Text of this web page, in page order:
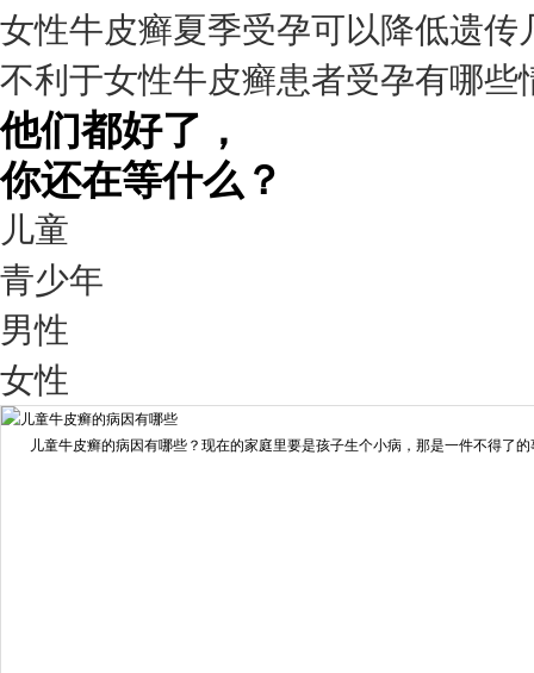
疗效满意
98%
我要咨询
擅长： 王艳琼 门诊主任 专家介绍：毕业于川北医学院...
预约量
女性牛皮癣夏季受孕可以降低遗传
不利于女性牛皮癣患者受孕有哪些
他们都好了，
你还在等什么？
儿童
青少年
男性
女性
儿童牛皮癣的病因有哪些？现在的家庭里要是孩子生个小病，那是一件不得了的